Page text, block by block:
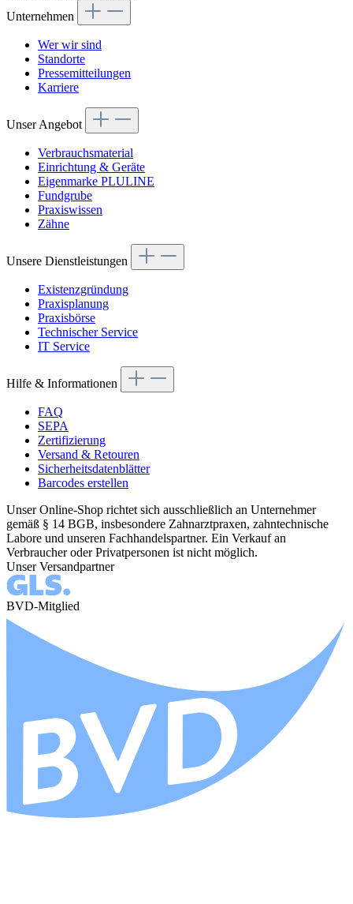
Unternehmen
Wer wir sind
Standorte
Pressemitteilungen
Karriere
Unser Angebot
Verbrauchsmaterial
Einrichtung & Geräte
Eigenmarke PLULINE
Fundgrube
Praxiswissen
Zähne
Unsere Dienstleistungen
Existenzgründung
Praxisplanung
Praxisbörse
Technischer Service
IT Service
Hilfe & Informationen
FAQ
SEPA
Zertifizierung
Versand & Retouren
Sicherheitsdatenblätter
Barcodes erstellen
Unser Online-Shop richtet sich ausschließlich an Unternehmer
gemäß § 14 BGB, insbesondere Zahnarztpraxen, zahntechnische
Labore und unseren Fachhandelspartner. Ein Verkauf an
Verbraucher oder Privatpersonen ist nicht möglich.
Unser Versandpartner
BVD-Mitglied